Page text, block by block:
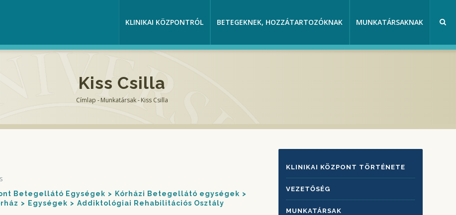
KLINIKAI KÖZPONTRÓL BETEGEKNEK, HOZZÁTARTOZÓKNAK MUNKATÁRSAKNAK
Kiss Csilla
Címlap - Munkatársak - Kiss Csilla
Betegellátó Egységek
Kórházi Betegellátó egységek
Egységek Addiktológiai Rehabilitációs Osztály
KLINIKAI
KÖZPONTRÓL
KLINIKAI KÖZPONT TÖRTÉNETE
VEZETŐSÉG
MUNKATÁRSAK